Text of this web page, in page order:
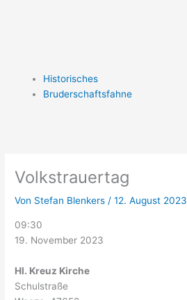
Historisches
Bruderschaftsfahne
Volkstrauertag
Von Stefan Blenkers/12. August 2023
09:30
19. November 2023
Hl. Kreuz Kirche
Schulstraße